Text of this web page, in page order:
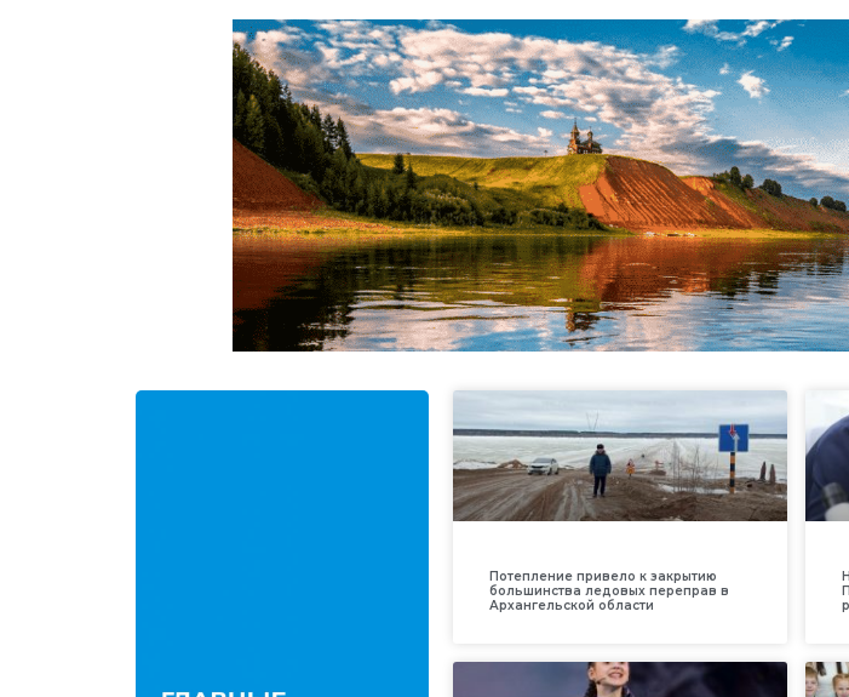
Потепление привело к закрытию
большинства ледовых переправ в
Архангельской области